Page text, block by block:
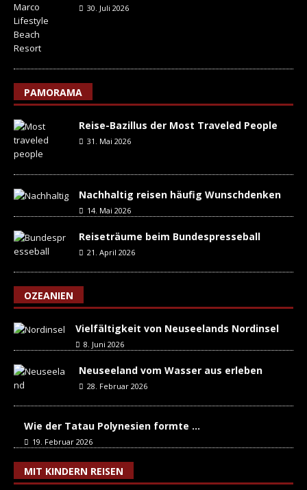
30. Juli 2026
PAMORAMA
Reise-Bazillus der Most Traveled People
31. Mai 2026
Nachhaltig reisen häufig Wunschdenken
14. Mai 2026
Reiseträume beim Bundespresseball
21. April 2026
OZEANIEN
Vielfältigkeit von Neuseelands Nordinsel
8. Juni 2026
Neuseeland vom Wasser aus erleben
28. Februar 2026
Wie der Tatau Polynesien formte …
19. Februar 2026
MIT KINDERN REISEN